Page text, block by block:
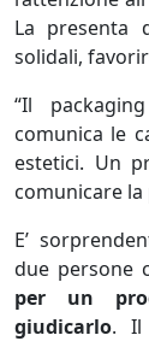
La presenta
solidali,
“Il
comunica le
estetici. Un
comunicare
E’
due persone
per un
giudicarlo. Il